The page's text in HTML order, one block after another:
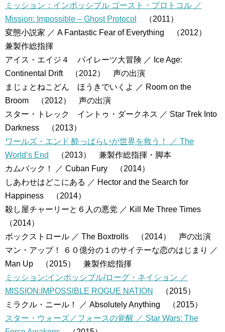
ミッション：インポッシブル ゴースト・プロトコル ／
Mission: Impossible – Ghost Protocol
（2011）
変態小説家 ／ A Fantastic Fear of Everything （2012）
兼製作総指揮
アイス・エイジ４ パイレーツ大冒険 ／ Ice Age:
Continental Drift （2012） 声の出演
まじょとねこどん ほうきでいくよ ／ Room on the
Broom （2012） 声の出演
スター・トレック イントゥ・ダークネス ／ Star Trek Into
Darkness （2013）
ワールズ・エンド 酔っぱらいが世界を救う！ ／ The
World’s End
（2013） 兼製作総指揮・脚本
カムバック！ ／ Cuban Fury （2014）
しあわせはどこにある ／ Hector and the Search for
Happiness （2014）
殺し屋チャーリーと６人の悪党 ／ Kill Me Three Times
（2014）
ボックストロール ／ The Boxtrolls （2014） 声の出演
マン・アップ！ ６０億分の１のサイテーな恋のはじまり ／
Man Up （2015） 兼製作総指揮
ミッション:インポッシブル/ローグ・ネイション ／
MISSION:IMPOSSIBLE ROGUE NATION
（2015）
ミラクル・ニール！ ／ Absolutely Anything （2015）
スター・ウォーズ／フォースの覚醒 ／ Star Wars: The